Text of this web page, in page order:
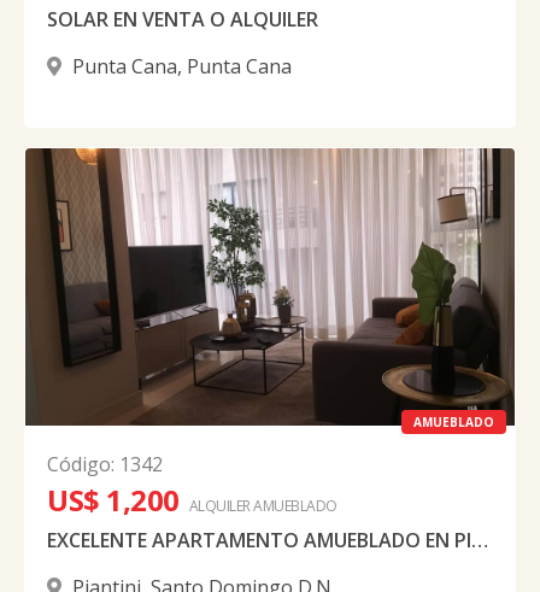
SOLAR EN VENTA O ALQUILER
Punta Cana, Punta Cana
AMUEBLADO
Código: 1342
US$ 1,200 ALQUILERAMUEBLADO
EXCELENTE APARTAMENTO AMUEBLADO EN PIANTINI